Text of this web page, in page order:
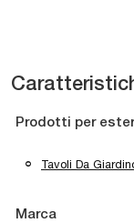
Prodotti per
Tavoli Da
Marca